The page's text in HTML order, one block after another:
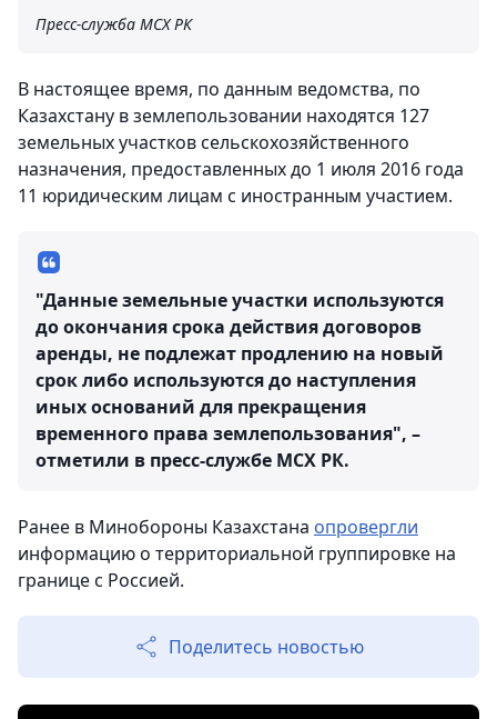
Пресс-служба МСХ РК
В настоящее время, по данным ведомства, по
Казахстану в землепользовании находятся 127
земельных участков сельскохозяйственного
назначения, предоставленных до 1 июля 2016 года
11 юридическим лицам с иностранным участием.
"Данные земельные участки используются
до окончания срока действия договоров
аренды, не подлежат продлению на новый
срок либо используются до наступления
иных оснований для прекращения
временного права землепользования", –
отметили в пресс-службе МСХ РК.
Ранее в Минобороны Казахстана опровергли
информацию о территориальной группировке на
границе с Россией.
Поделитесь новостью